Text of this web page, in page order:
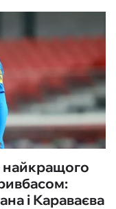
найкращого
і Караваєва